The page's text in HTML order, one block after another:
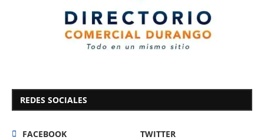
REDES SOCIALES
FACEBOOK
TWITTER